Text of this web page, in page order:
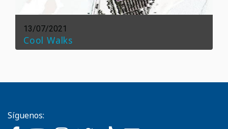
13/07/2021
Cool Walks
Síguenos: